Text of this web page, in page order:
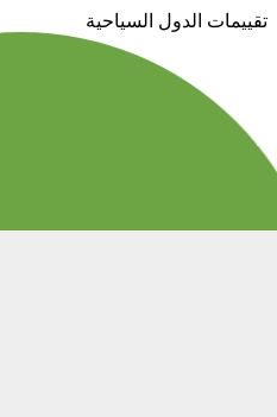
تقييمات الدول السياحية